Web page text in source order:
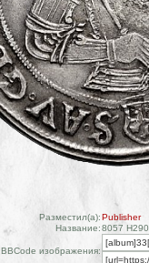
Разместил(а):Publisher
Название:8057 H290
BBCode изображения: